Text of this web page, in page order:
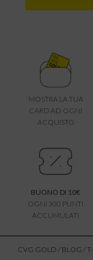
MOSTRA LA TUA
CARD AD OGNI
ACQUISTO
BUONO DI 10€
OGNI 300 PUNTI
ACCUMULATI
CVG GOLD / BLOG /